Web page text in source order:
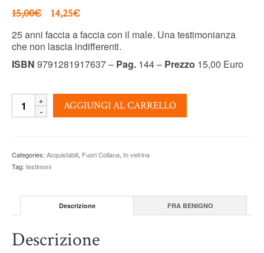
15,00€ 14,25€
25 anni faccia a faccia con il male. Una testimonianza
che non lascia indifferenti.
ISBN 9791281917637 – Pag. 144 – Prezzo 15,00 Euro
I
MIEI
ATTIVITÀ
ESORCISTICA
Fra
quantity
AGGIUNGI AL CARRELLO
Categories: Acquistabili, Fuori Collana, In vetrina
Tag: testimoni
Descrizione FRA BENIGNO
Descrizione